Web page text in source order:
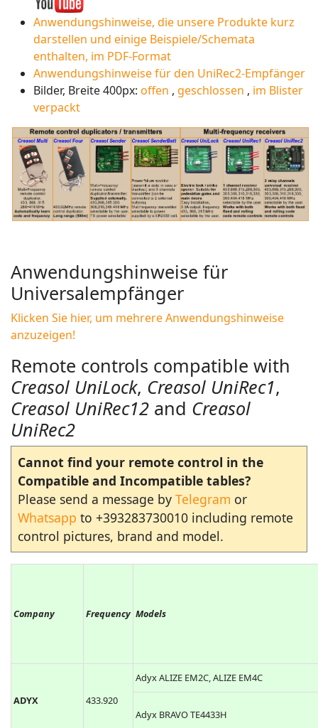
Anwendungshinweise, die unsere Produkte kurz
darstellen und einige Beispiele/Schemata
enthalten, im PDF-Format
Anwendungshinweise für den UniRec2-Empfänger
Bilder, Breite 400px: offen , geschlossen , im Blister
verpackt
Anwendungshinweise für
Universalempfänger
Klicken Sie hier, um mehrere Anwendungshinweise
anzuzeigen!
Remote controls compatible with
Creasol UniLock, Creasol UniRec1,
Creasol UniRec12 and Creasol
UniRec2
Cannot find your remote control in the
Compatible and Incompatible tables?
Please send a message by Telegram or
Whatsapp to +393283730010 including remote
control pictures, brand and model.
Company Frequency Models
ADYX 433.920
Adyx ALIZE EM2C, ALIZE EM4C
Adyx BRAVO TE4433H